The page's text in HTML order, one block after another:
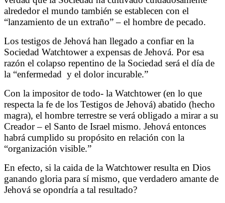
alrededor el mundo también se establecen con el
“lanzamiento de un extraño” – el hombre de pecado.
Los testigos de Jehová han llegado a confiar en la
Sociedad Watchtower a expensas de Jehová. Por esa
razón el colapso repentino de la Sociedad será el día de
la “enfermedad y el dolor incurable.”
Con la impositor de todo- la Watchtower (en lo que
respecta la fe de los Testigos de Jehová) abatido (hecho
magra), el hombre terrestre se verá obligado a mirar a su
Creador – el Santo de Israel mismo. Jehová entonces
habrá cumplido su propósito en relación con la
“organización visible.”
En efecto, si la caida de la Watchtower resulta en Dios
ganando gloria para sí mismo, que verdadero amante de
Jehová se opondría a tal resultado?